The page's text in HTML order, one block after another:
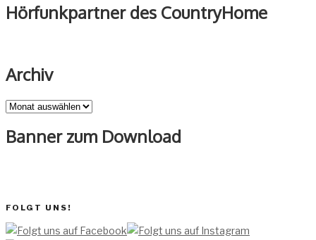
Hörfunkpartner des CountryHome
Archiv
Archiv
Banner zum Download
FOLGT UNS!